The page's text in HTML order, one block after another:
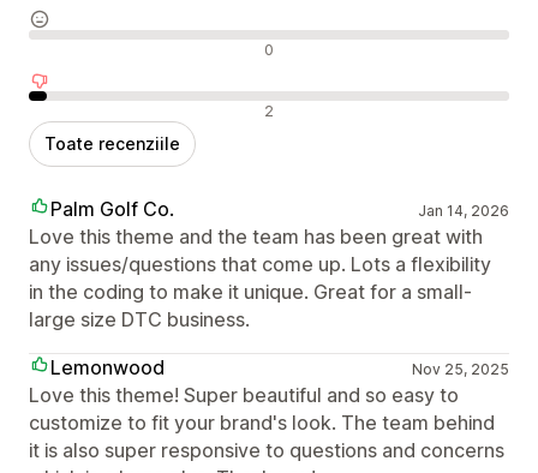
Recenzii neutre 0
Recenzii negative 2
Toate recenziile
Palm Golf Co. Jan 14, 2026
Love this theme and the team has been great with
any issues/questions that come up. Lots a flexibility
in the coding to make it unique. Great for a small-
large size DTC business.
Lemonwood
Nov 25, 2025
Love this theme! Super beautiful and so easy to
customize to fit your brand's look. The team behind
it is also super responsive to questions and concerns